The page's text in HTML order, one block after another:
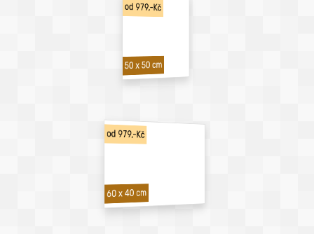
od 979,-Kč
50 x 50 cm
od 979,-Kč
60 x 40 cm